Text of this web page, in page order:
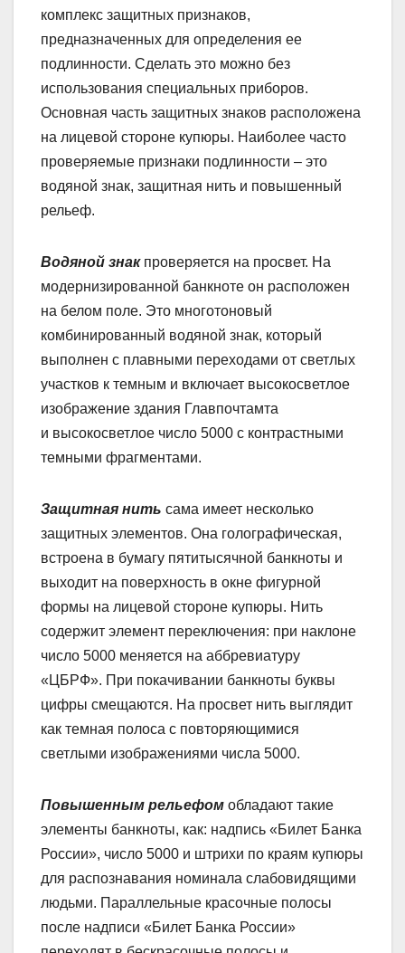
комплекс защитных признаков,
предназначенных для определения ее
подлинности. Сделать это можно без
использования специальных приборов.
Основная часть защитных знаков расположена
на лицевой стороне купюры. Наиболее часто
проверяемые признаки подлинности – это
водяной знак, защитная нить и повышенный
рельеф.
Водяной знакпроверяется на просвет. На
модернизированной банкноте он расположен
на белом поле. Это многотоновый
комбинированный водяной знак, который
выполнен с плавными переходами от светлых
участков к темным и включает высокосветлое
изображение здания Главпочтамта
и высокосветлое число 5000 с контрастными
темными фрагментами.
Защитная нить сама имеет несколько
защитных элементов. Она голографическая,
встроена в бумагу пятитысячной банкноты и
выходит на поверхность в окне фигурной
формы на лицевой стороне купюры. Нить
содержит элемент переключения: при наклоне
число 5000 меняется на аббревиатуру
«ЦБРФ». При покачивании банкноты буквы
цифры смещаются. На просвет нить выглядит
как темная полоса с повторяющимися
светлыми изображениями числа 5000.
Повышенным рельефом обладают такие
элементы банкноты, как: надпись «Билет Банка
России», число 5000 и штрихи по краям купюры
для распознавания номинала слабовидящими
людьми. Параллельные красочные полосы
после надписи «Билет Банка России»